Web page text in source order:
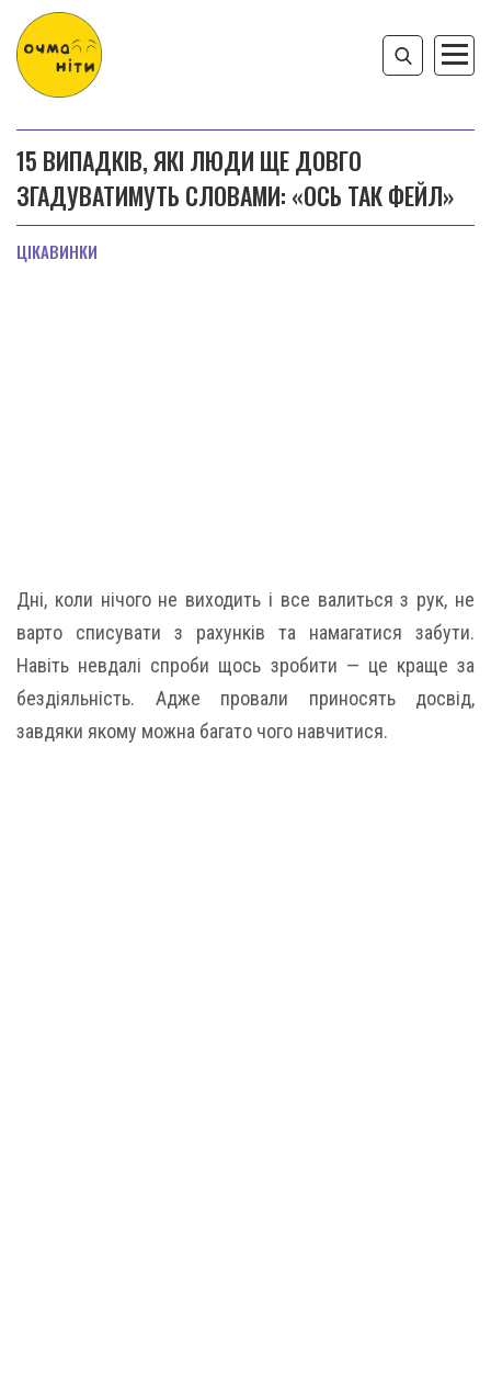
15 ВИПАДКІВ, ЯКІ ЛЮДИ ЩЕ ДОВГО
ЗГАДУВАТИМУТЬ СЛОВАМИ: «ОСЬ ТАК ФЕЙЛ»
ЦІКАВИНКИ
Дні, коли нічого не виходить і все валиться з рук, не
варто списувати з рахунків та намагатися забути.
Навіть невдалі спроби щось зробити — це краще за
бездіяльність. Адже провали приносять досвід,
завдяки якому можна багато чого навчитися.